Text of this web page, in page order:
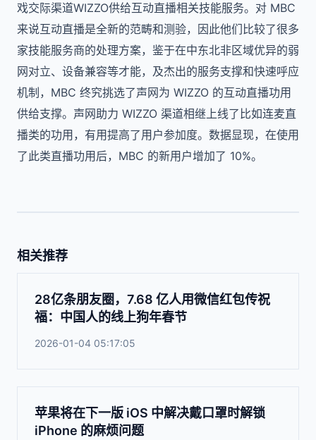
戏交际渠道WIZZO供给互动直播相关技能服务。对 MBC
来说互动直播是全新的范畴和测验，因此他们比较了很多
家技能服务商的处理方案，鉴于在中东北非区域优异的弱
网对立、设备兼容等才能，及杰出的服务支撑和快速呼应
机制，MBC 终究挑选了声网为 WIZZO 的互动直播功用
供给支撑。声网助力 WIZZO 渠道相继上线了比如连麦直
播类的功用，有用提高了用户参加度。数据显现，在使用
了此类直播功用后，MBC 的新用户增加了 10%。
相关推荐
28亿条朋友圈，7.68 亿人用微信红包传祝
福：中国人的线上狗年春节
2026-01-04 05:17:05
苹果将在下一版 iOS 中解决戴口罩时解锁
iPhone 的麻烦问题